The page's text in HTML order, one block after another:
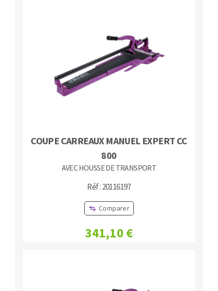
COUPE CARREAUX MANUEL EXPERT CC
800
AVEC HOUSSE DE TRANSPORT
Réf : 20116197
Comparer
341,10 €